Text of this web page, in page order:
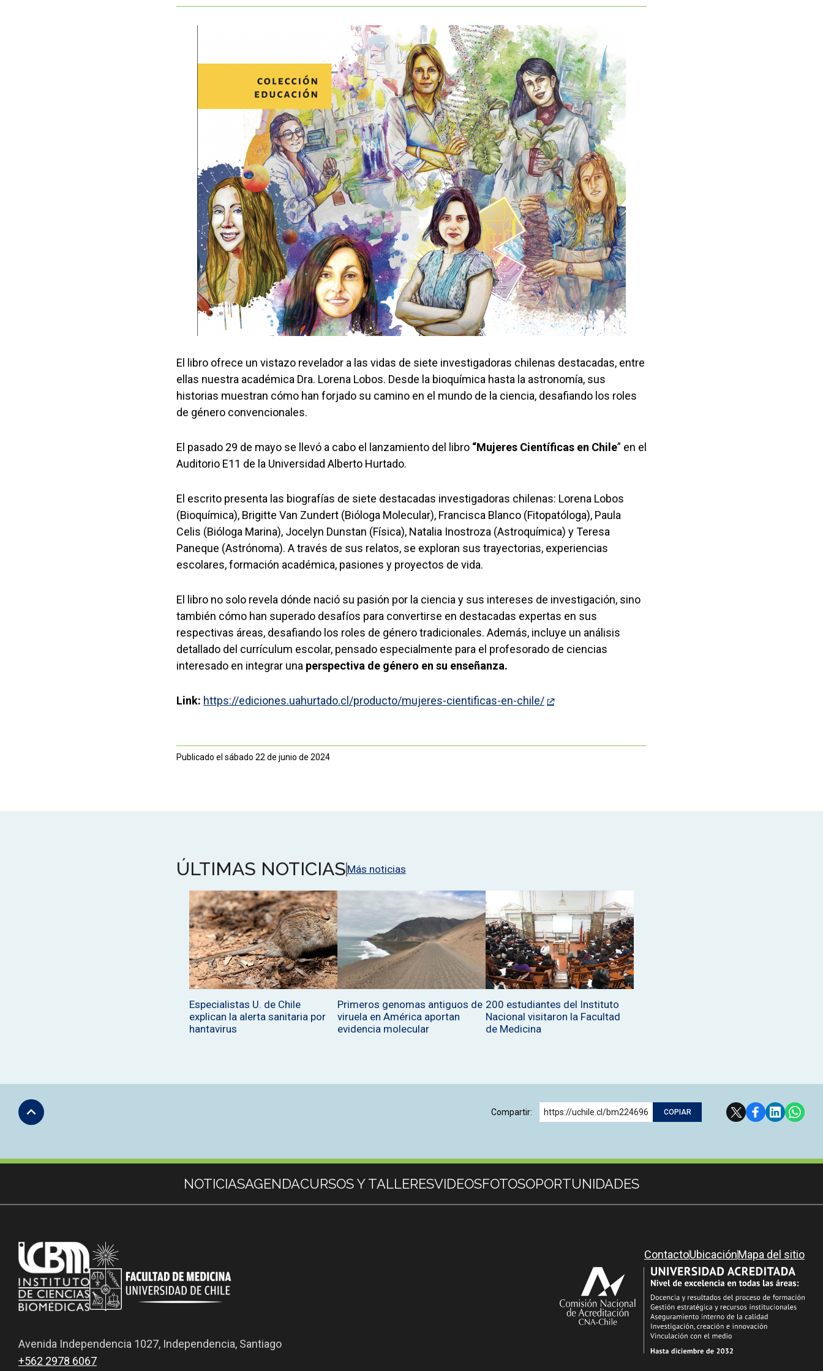
El libro ofrece un vistazo revelador a las vidas de siete investigadoras chilenas destacadas, entre
ellas nuestra académica Dra. Lorena Lobos. Desde la bioquímica hasta la astronomía, sus
historias muestran cómo han forjado su camino en el mundo de la ciencia, desafiando los roles
de género convencionales.
El pasado 29 de mayo se llevó a cabo el lanzamiento del libro “Mujeres Científicas en Chile” en el
Auditorio E11 de la Universidad Alberto Hurtado.
El escrito presenta las biografías de siete destacadas investigadoras chilenas: Lorena Lobos
(Bioquímica), Brigitte Van Zundert (Bióloga Molecular), Francisca Blanco (Fitopatóloga), Paula
Celis (Bióloga Marina), Jocelyn Dunstan (Física), Natalia Inostroza (Astroquímica) y Teresa
Paneque (Astrónoma). A través de sus relatos, se exploran sus trayectorias, experiencias
escolares, formación académica, pasiones y proyectos de vida.
El libro no solo revela dónde nació su pasión por la ciencia y sus intereses de investigación, sino
también cómo han superado desafíos para convertirse en destacadas expertas en sus
respectivas áreas, desafiando los roles de género tradicionales. Además, incluye un análisis
detallado del currículum escolar, pensado especialmente para el profesorado de ciencias
interesado en integrar una perspectiva de género en su enseñanza.
Link: https://ediciones.uahurtado.cl/producto/mujeres-cientificas-en-chile/
Publicado el sábado 22 de junio de 2024
ÚLTIMAS NOTICIAS Más noticias
Especialistas U. de Chile
explican la alerta sanitaria por
hantavirus
Primeros genomas antiguos de
viruela en América aportan
evidencia molecular
200 estudiantes del Instituto
Nacional visitaron la Facultad
de Medicina
Compartir: https://uchile.cl/bm224696 COPIAR
NOTICIASAGENDACURSOS Y TALLERESVIDEOSFOTOSOPORTUNIDADES
Avenida Independencia 1027, Independencia, Santiago
+562 2978 6067
ContactoUbicaciónMapa del sitio